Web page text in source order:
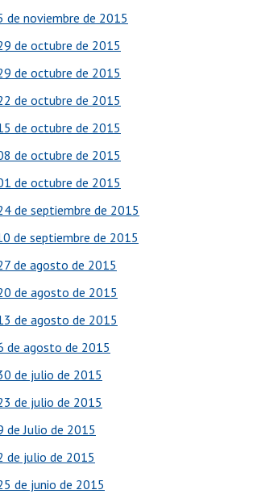
de noviembre de 2015
de octubre de 2015
de octubre de 2015
de octubre de 2015
de octubre de 2015
de octubre de 2015
de octubre de 2015
de septiembre de 2015
de septiembre de 2015
de agosto de 2015
de agosto de 2015
de agosto de 2015
de agosto de 2015
de julio de 2015
de julio de 2015
de Julio de 2015
de julio de 2015
de junio de 2015